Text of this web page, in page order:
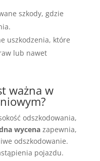
szkody, gdzie
uszkodzenia, które
lub nawet
ważna w
odszkodowania,
wycenazapewnia,
odszkodowanie.
pojazdu.